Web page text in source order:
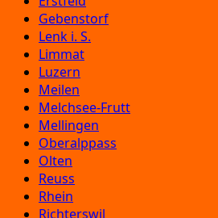
Gebenstorf
Lenk i. S.
Limmat
Luzern
Meilen
Melchsee-Frutt
Mellingen
Oberalppass
Olten
Reuss
Rhein
Richterswil